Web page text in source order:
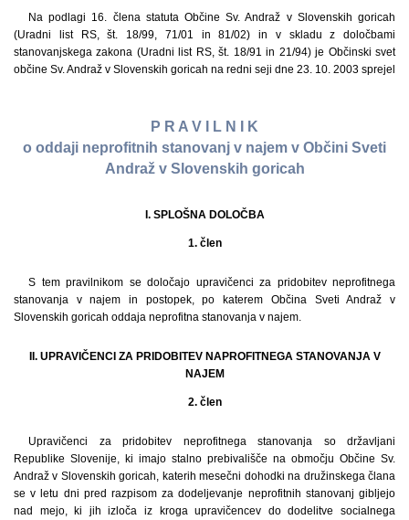
Na podlagi 16. člena statuta Občine Sv. Andraž v Slovenskih goricah
(Uradni list RS, št. 18/99, 71/01 in 81/02) in v skladu z določbami
stanovanjskega zakona (Uradni list RS, št. 18/91 in 21/94) je Občinski svet
občine Sv. Andraž v Slovenskih goricah na redni seji dne 23. 10. 2003 sprejel
P R A V I L N I K
o oddaji neprofitnih stanovanj v najem v Občini Sveti
Andraž v Slovenskih goricah
I. SPLOŠNA DOLOČBA
1. člen
S tem pravilnikom se določajo upravičenci za pridobitev neprofitnega
stanovanja v najem in postopek, po katerem Občina Sveti Andraž v
Slovenskih goricah oddaja neprofitna stanovanja v najem.
II. UPRAVIČENCI ZA PRIDOBITEV NAPROFITNEGA STANOVANJA V
NAJEM
2. člen
Upravičenci za pridobitev neprofitnega stanovanja so državljani
Republike Slovenije, ki imajo stalno prebivališče na območju Občine Sv.
Andraž v Slovenskih goricah, katerih mesečni dohodki na družinskega člana
se v letu dni pred razpisom za dodeljevanje neprofitnih stanovanj gibljejo
nad mejo, ki jih izloča iz kroga upravičencev do dodelitve socialnega